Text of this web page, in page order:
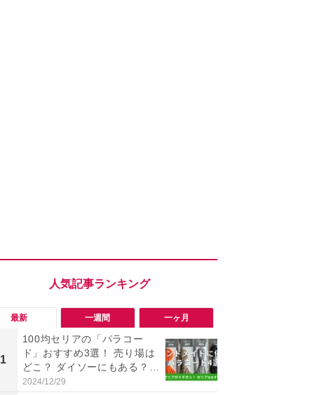
最新 一週間 一ヶ月
1
100均セリアの「パラコー
ド」おすすめ3選！ 売り場は
どこ？ ダイソーにもある？
色・長さ・太さも種類豊富
2024/12/29